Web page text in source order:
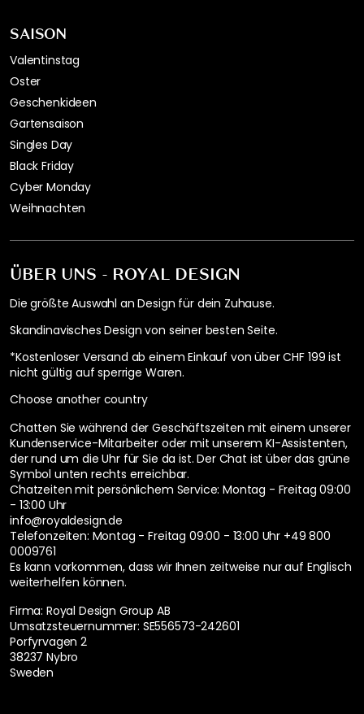
ÜBER UNS - ROYAL DESIGN
Die größte Auswahl an Design für dein Zuhause.
Skandinavisches Design von seiner besten Seite.
*Kostenloser Versand ab einem Einkauf von über CHF 199 ist
nicht gültig auf sperrige Waren.
Choose another country
Chatten Sie während der Geschäftszeiten mit einem unserer
Kundenservice-Mitarbeiter oder mit unserem KI-Assistenten,
der rund um die Uhr für Sie da ist. Der Chat ist über das grüne
Symbol unten rechts erreichbar.
Chatzeiten mit persönlichem Service: Montag - Freitag 09:00
- 13:00 Uhr
info@royaldesign.de
Telefonzeiten: Montag - Freitag 09:00 - 13:00 Uhr +49 800
0009761
Es kann vorkommen, dass wir Ihnen zeitweise nur auf Englisch
weiterhelfen können.
Firma: Royal Design Group AB
Umsatzsteuernummer: SE556573-242601
Porfyrvagen 2
38237 Nybro
Sweden
SAISON
Valentinstag
Oster
Geschenkideen
Gartensaison
Singles Day
Black Friday
Cyber Monday
Weihnachten